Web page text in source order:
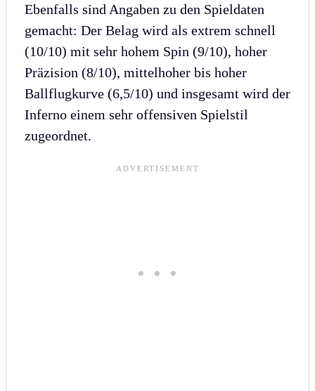
Ebenfalls sind Angaben zu den Spieldaten
gemacht: Der Belag wird als extrem schnell
(10/10) mit sehr hohem Spin (9/10), hoher
Präzision (8/10), mittelhoher bis hoher
Ballflugkurve (6,5/10) und insgesamt wird der
Inferno einem sehr offensiven Spielstil
zugeordnet.